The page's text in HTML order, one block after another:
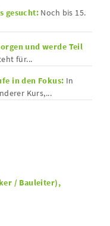
gesucht: Noch bis 15.
und werde Teil
für...
in den Fokus: In
Kurs,...
/ Bauleiter),